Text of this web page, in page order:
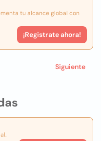
tu alcance global con
¡Registrate ahora!
Siguiente